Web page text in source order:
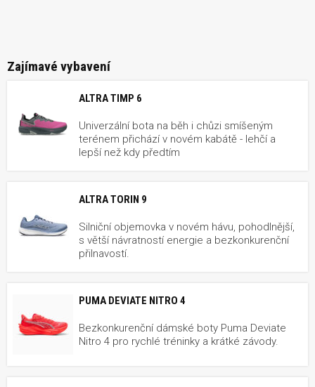
Zajímavé vybavení
ALTRA TIMP 6
Univerzální bota na běh i chůzi smíšeným
terénem přichází v novém kabátě - lehčí a
lepší než kdy předtím
ALTRA TORIN 9
Silniční objemovka v novém hávu, pohodlnější,
s větší návratností energie a bezkonkurenční
přilnavostí.
PUMA DEVIATE NITRO 4
Bezkonkurenční dámské boty Puma Deviate
Nitro 4 pro rychlé tréninky a krátké závody.